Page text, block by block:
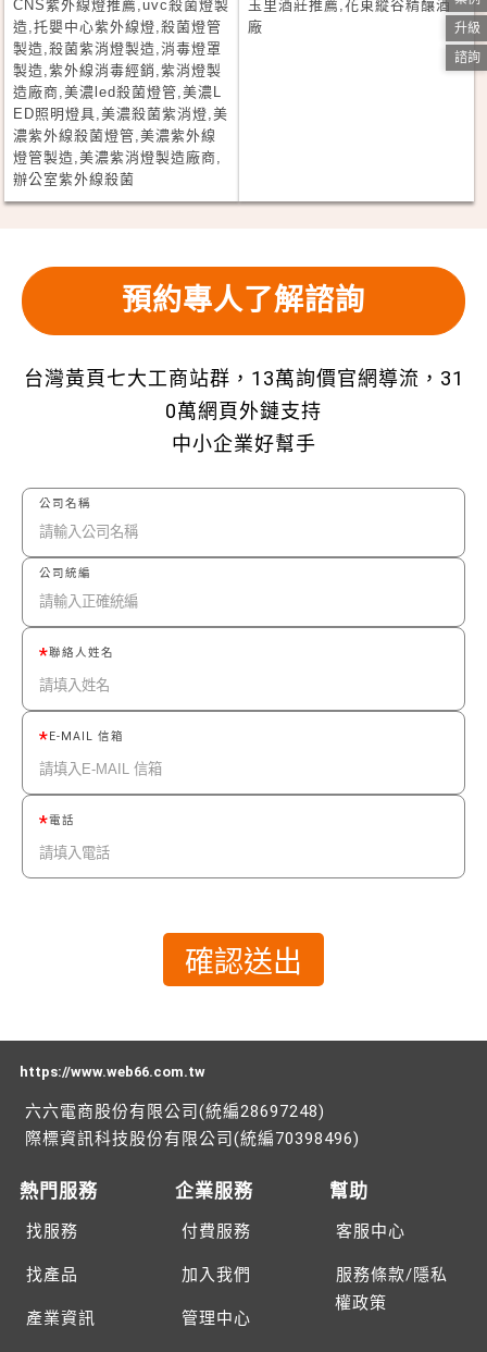
CNS紫外線燈推薦,uvc殺菌燈製
造,托嬰中心紫外線燈,殺菌燈管
製造,殺菌紫消燈製造,消毒燈罩
製造,紫外線消毒經銷,紫消燈製
造廠商,美濃led殺菌燈管,美濃L
ED照明燈具,美濃殺菌紫消燈,美
濃紫外線殺菌燈管,美濃紫外線
燈管製造,美濃紫消燈製造廠商,
辦公室紫外線殺菌
玉里酒莊推薦,花東縱谷精釀酒
廠
預約專人了解諮詢
台灣黃頁七大工商站群，13萬詢價官網導流，31
0萬網頁外鏈支持
中小企業好幫手
公司名稱
公司統編
聯絡人姓名
E-MAIL 信箱
電話
https://www.web66.com.tw
六六電商股份有限公司(統編28697248)
際標資訊科技股份有限公司(統編70398496)
熱門服務
找服務
找產品
產業資訊
企業服務
付費服務
加入我們
管理中心
幫助
客服中心
服務條款/隱私
權政策
升級
諮詢